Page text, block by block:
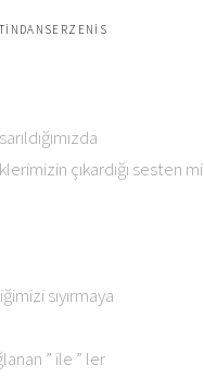
çıkardığı sesten mi
sıyırmaya
” ile ” ler